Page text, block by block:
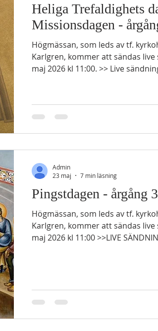
Heliga Trefaldighets
Missionsdagen -
Högmässan, som leds av tf.
Karlgren, kommer att sändas live
maj 2026 kl 11:00. >> Live
Mose vallade fåren åt sin svärfar
Midjan. En gång drev han fåren
ur en buske. Han såg att bus
Pingstdagen - årgång 3
Högmässan, som leds av tf. kyrkoherde Andreas
Karlgren, kommer att sändas live
maj 2026 kl 11:00 >>LIVE
gör hans gärningar kända bland folken. Förkunna att
Admin
23 maj
7 min läsning